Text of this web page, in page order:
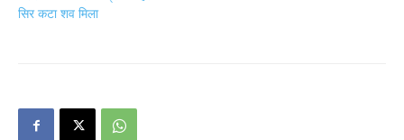
सिर कटा शव मिला